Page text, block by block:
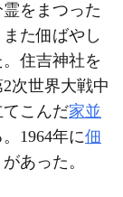
をまつった
た佃ばやし
住吉神社を
次世界大戦中
こんだ家並
1964年に佃
あった。